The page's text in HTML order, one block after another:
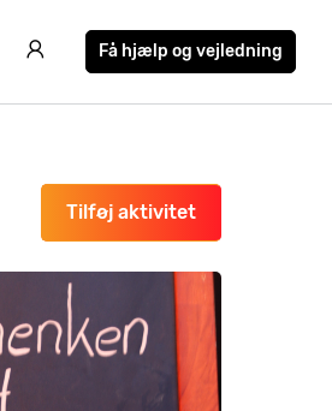
Få hjælp og vejledning
Tilføj aktivitet